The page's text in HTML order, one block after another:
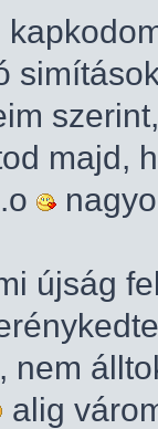
majd,
újság
nem
alig